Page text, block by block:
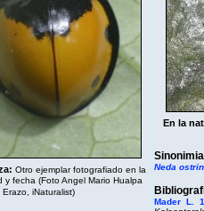
Otro ejemplar fotografiado en la
y fecha (Foto Angel Mario Hualpa
Erazo, iNaturalist)
En la
Neda
Mader L.